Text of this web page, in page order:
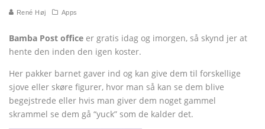
René Høj Apps
Bamba Post office er gratis idag og imorgen, så skynd jer at
hente den inden den igen koster.
Her pakker barnet gaver ind og kan give dem til forskellige
sjove eller skøre figurer, hvor man så kan se dem blive
begejstrede eller hvis man giver dem noget gammel
skrammel se dem gå “yuck” som de kalder det.